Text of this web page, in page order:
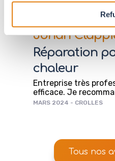
SEPTEMBRE 2024 - LE
Johan
Réparation
chaleur
Entreprise très
efficace. Je
MARS 2024 - CROLLES
Tous nos